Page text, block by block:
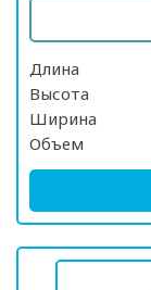
Длина
Высота
Ширина
Объем